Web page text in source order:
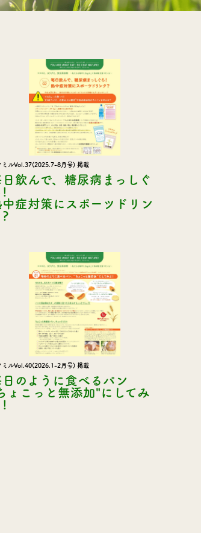
ミルVol.37(2025.7-8月号) 掲載
日飲んで、糖尿病まっしぐ
!
中症対策にスポーツドリン
?
ミルVol.40(2026.1-2月号) 掲載
日のように食べるパン
ょこっと無添加"にしてみ
!